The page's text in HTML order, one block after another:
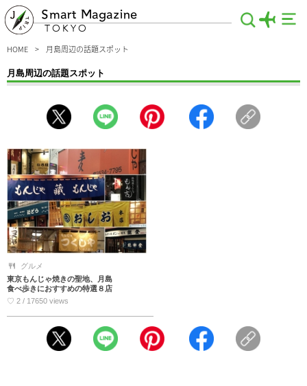
Smart Magazine
TOKYO
HOME 月島周辺の話題スポット
月島周辺の話題スポット
デートにおすすめの観光地、おしゃれな人必見のショッピングスポットといった見
逃せないラインナップがココに集結！常に新しいものを追い求めている流行に敏感
グルメ
東京もんじゃ焼きの聖地、月島
食べ歩きにおすすめの特選８店
♡ 2 / 17650 views